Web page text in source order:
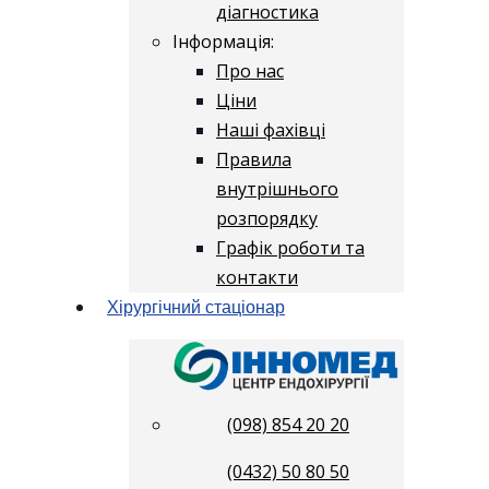
діагностика
Інформація:
Про нас
Ціни
Наші фахівці
Правила
внутрішнього
розпорядку
Графік роботи та
контакти
Хірургічний стаціонар
(098) 854 20 20
(0432) 50 80 50